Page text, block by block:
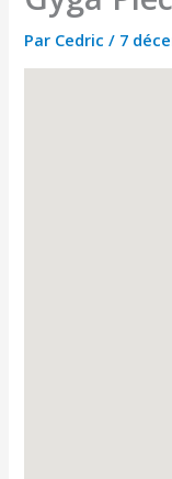
Par Cedric/ 7